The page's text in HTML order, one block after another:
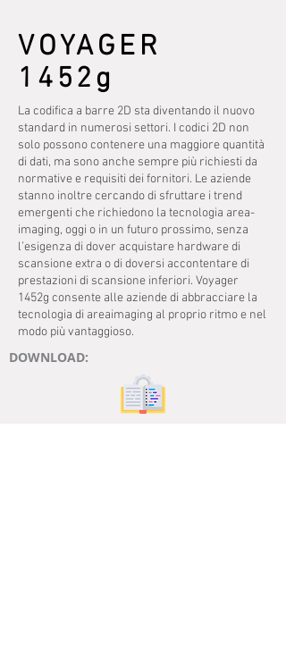
VOYAGER
1452g
La codifica a barre 2D sta diventando il nuovo
standard in numerosi settori. I codici 2D non
solo possono contenere una maggiore quantità
di dati, ma sono anche sempre più richiesti da
normative e requisiti dei fornitori. Le aziende
stanno inoltre cercando di sfruttare i trend
emergenti che richiedono la tecnologia area-
imaging, oggi o in un futuro prossimo, senza
l’esigenza di dover acquistare hardware di
scansione extra o di doversi accontentare di
prestazioni di scansione inferiori. Voyager
1452g consente alle aziende di abbracciare la
tecnologia di areaimaging al proprio ritmo e nel
modo più vantaggioso.
DOWNLOAD: